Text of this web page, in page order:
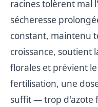
racines tolèrent mal
sécheresse
constant, maintenu
croissance, soutient
florales et prévient
fertilisation, une
suffit — trop d'azote